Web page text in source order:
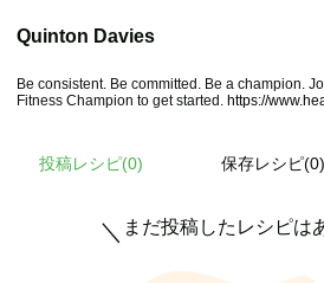
Quinton Davies
Be consistent. Be committed. Be a champion.
Fitness Champion to get started. https://
投稿レシピ(0) 保存レシピ(0)
＼ まだ投稿したレシピは